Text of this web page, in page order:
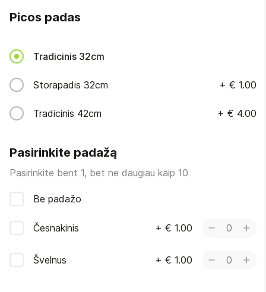
Picos padas
Tradicinis 32cm
Storapadis 32cm + € 1.00
Tradicinis 42cm + € 4.00
Pasirinkite padažą
Pasirinkite bent 1, bet ne daugiau kaip 10
Be padažo
Česnakinis + € 1.00 0
Švelnus + € 1.00 0